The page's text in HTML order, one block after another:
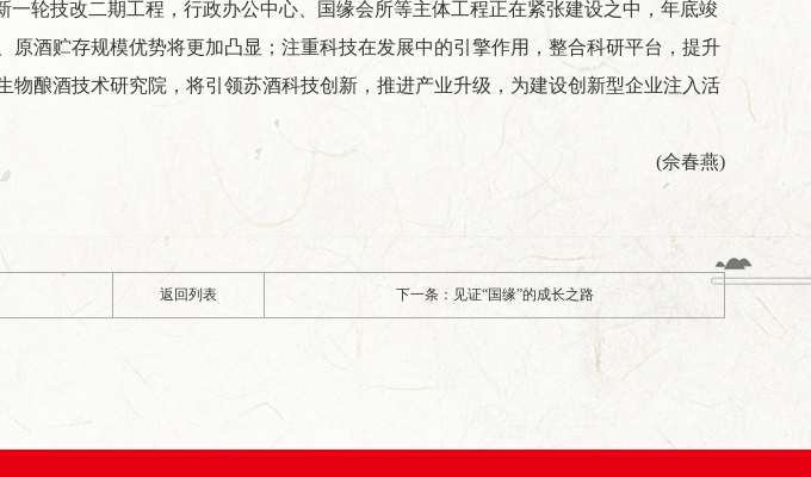
一轮技改二期工程，行政办公中心、国缘会所等主体工程正在紧张建设之中，年底竣
原酒贮存规模优势将更加凸显；注重科技在发展中的引擎作用，整合科研平台，提升
物酿酒技术研究院，将引领苏酒科技创新，推进产业升级，为建设创新型企业注入活
(佘春燕)
返回列表 下一条：见证“国缘”的成长之路